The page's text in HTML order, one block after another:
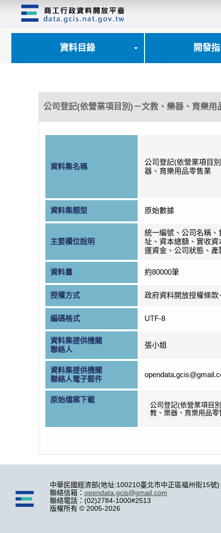
資料目錄 開發
公司登記(依營業項目別)－文教、樂器、育樂用
資料集名稱
公司登記(依營業項目
器、育樂用品零售業
資料集類型 原始數據
主要欄位說明
統一編號、公司名稱、
址、資本總額、實收資
運資金、公司狀態、產
資料量 約80000筆
授權方式 政府資料開放授權條款
編碼格式 UTF-8
資料集提供機關
聯絡人
張小姐
資料集提供機關
聯絡人電子郵件
原始檔案下載
公司登記(依營業項目
教、樂器、育樂用品零
中華民國經濟部(地址:100210臺北市中正區福州街15號)
聯絡信箱： opendata.gcis@gmail.com
聯絡電話：(02)2784-1000#2513
版權所有 © 2005-2026